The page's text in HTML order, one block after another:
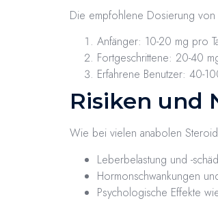
Die empfohlene Dosierung von
Anfänger: 10-20 mg pro
Fortgeschrittene: 20-40
Erfahrene Benutzer: 40-
Risiken und
Wie bei vielen anabolen
Leberbelastung und -
Hormonschwankungen
Psychologische Effekte